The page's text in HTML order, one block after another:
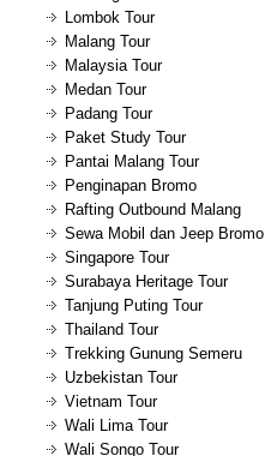
Lombok Tour
Malang Tour
Malaysia Tour
Medan Tour
Padang Tour
Paket Study Tour
Pantai Malang Tour
Penginapan Bromo
Rafting Outbound Malang
Sewa Mobil dan Jeep Bromo
Singapore Tour
Surabaya Heritage Tour
Tanjung Puting Tour
Thailand Tour
Trekking Gunung Semeru
Uzbekistan Tour
Vietnam Tour
Wali Lima Tour
Wali Songo Tour